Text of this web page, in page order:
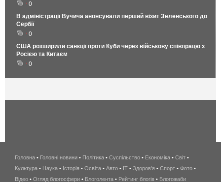
0
В адміністрації Вучича анонсували перший візит Зеленського до
Сербії
0
США розширили санкції проти Куби через військову співпрацю з
Росією та Китаєм
0
беспроводной
интернет
киев
Головна • Головні новини • Політика • Суспільство • Економіка • Світ •
Культура • Наука • Історія • Освіта • Авто • IT • Здоров'я • Спорт • Фото •
Відео • Огляд блогосфери • Блоголента • Рейтинг блогів • Блогожаби